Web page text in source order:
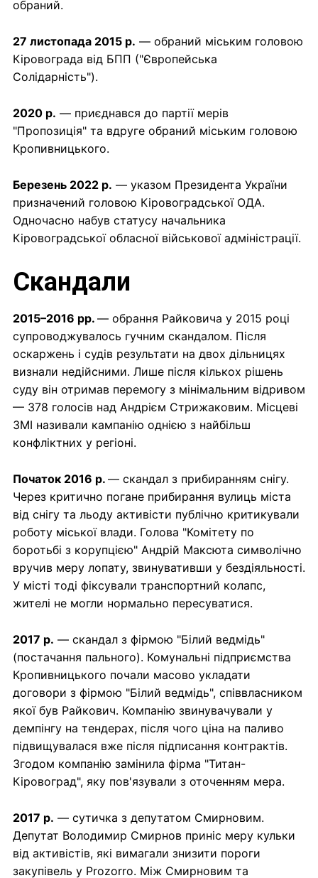
обраний.
27 листопада 2015 р. — обраний міським головою
Кіровограда від БПП ("Європейська
Солідарність").
2020 р. — приєднався до партії мерів
"Пропозиція" та вдруге обраний міським головою
Кропивницького.
Березень 2022 р. — указом Президента України
призначений головою Кіровоградської ОДА.
Одночасно набув статусу начальника
Кіровоградської обласної військової адміністрації.
Скандали
2015–2016 рр. — обрання Райковича у 2015 році
супроводжувалось гучним скандалом. Після
оскаржень і судів результати на двох дільницях
визнали недійсними. Лише після кількох рішень
суду він отримав перемогу з мінімальним відривом
— 378 голосів над Андрієм Стрижаковим. Місцеві
ЗМІ називали кампанію однією з найбільш
конфліктних у регіоні.
Початок 2016 р. — скандал з прибиранням снігу.
Через критично погане прибирання вулиць міста
від снігу та льоду активісти публічно критикували
роботу міської влади. Голова "Комітету по
боротьбі з корупцією" Андрій Максюта символічно
вручив меру лопату, звинувативши у бездіяльності.
У місті тоді фіксували транспортний колапс,
жителі не могли нормально пересуватися.
2017 р. — скандал з фірмою "Білий ведмідь"
(постачання пального). Комунальні підприємства
Кропивницького почали масово укладати
договори з фірмою "Білий ведмідь", співвласником
якої був Райкович. Компанію звинувачували у
демпінгу на тендерах, після чого ціна на паливо
підвищувалася вже після підписання контрактів.
Згодом компанію замінила фірма "Титан-
Кіровоград", яку пов'язували з оточенням мера.
2017 р. — сутичка з депутатом Смирновим.
Депутат Володимир Смирнов приніс меру кульки
від активістів, які вимагали знизити пороги
закупівель у Prozorro. Між Смирновим та